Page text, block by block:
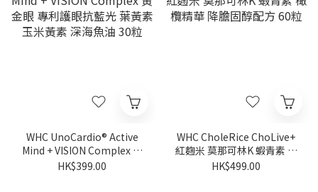
WHC UnoCardio® Active
Mind + VISION Complex 黃
金眼 專利護眼抗藍光 葉黃素
HK$399.00
WHC CholeRice ChoLive+
紅麴米 莫那可林K 蝦青素 橄
欖精華 降膽固醇配方 60粒
HK$499.00